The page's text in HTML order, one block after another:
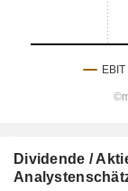
Dividende /